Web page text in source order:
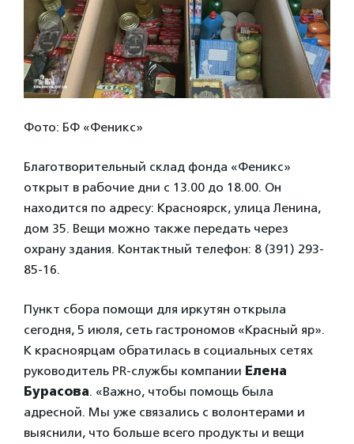
Фото: БФ «Феникс»
Благотворительный склад фонда «Феникс»
открыт в рабочие дни с 13.00 до 18.00. Он
находится по адресу: Красноярск, улица Ленина,
дом 35. Вещи можно также передать через
охрану здания. Контактный телефон: 8 (391) 293-
85-16.
Пункт сбора помощи для иркутян открыла
сегодня, 5 июля, сеть гастрономов «Красный яр».
К красноярцам обратилась в социальных сетях
руководитель PR-службы компании Елена
Бурасова. «Важно, чтобы помощь была
адресной. Мы уже связались с волонтерами и
выяснили, что больше всего продукты и вещи